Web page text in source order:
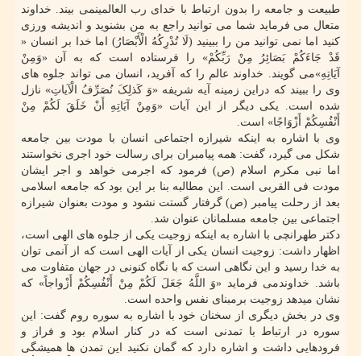
طبیعت و جامعه را بدون ارتباط با خدای رب العالمینمی بیند. خداوند
متعال می فرماید شما می توانید راجع به من بشنوید و اندیشه ورزی
کنید اما نمی توانید من را ببینید (لَا تُدْرِکُهُ الْأَبْصَارُ) اما خدا بر انسان «
قَدْ جَاءَکُمْ بَصَائِرُ مِنْ رَبِّکُمْ» را فرستاده است که به آن «وَمِنْ
آیَاتِهِ»می گویند. خداوند عالم را که آفرید، انسان می تواند جلوه های
وی را ببیند که دراین زمینه آیه شریفه «وَ کَذلِکَ نُصَرِّفُ الْآیاتِ» نازل
شده است. یکی دیگر از این آیات «وَمِنْ آیَاتِهِ أَنْ خَلَقَ لَکُمْ مِنْ
أَنْفُسِکُمْ أَزْوَاجًا» است.
وی با اشاره به اینکه شیرازه اجتماعی انسان با مودت بین جامعه
شکل می گیرد، گفت: همه پیامبران برای رسالت خود اجری نخواستند
اما نبی مکرم اسلام (ص) فرمود که اجرمی خواهد و اجر ایشان
مودت فی القربی است. این مطالبه بنا بر این بود که جامعه اسلامی
بعد از رحلت پیامبر (ص) گرفتار گستت نشود و مودت بعنوان شیرازه
اجتماعی بین جامعه مسلمانان عنوان شد.
دکتر طهرانچی با اشاره به اینکه زوجیت یکی از جلوه های الهی است،
اظهار داشت: زوجیت انسان یکی از آیات الهی است که از آنمی توان
به خدا رسید و این نگاهی است که با نگاه کنونی در جهان متفاوت می
باشد. خداوندمی فرماید «وَ اللَّهُ جَعَلَ لَکُمْ مِنْ أَنْفُسِکُمْ أَزْواجاً» که
نشان میدهد زوجیت برمبنای نفس واحده است.
وی در بخش دیگری از سخنان خود با اشاره به سوره روم گفت: این
سوره در ارتباط با تمدنی است که در کنار اسلام بود و فراز و
فرودهایی داشت و اشاره دارد که گمان نکنید این تمدن ها همیشگی